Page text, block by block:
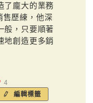
了龐大的業務
售歷練，他深
般，只要順著
地創造更多銷
4
編輯標籤